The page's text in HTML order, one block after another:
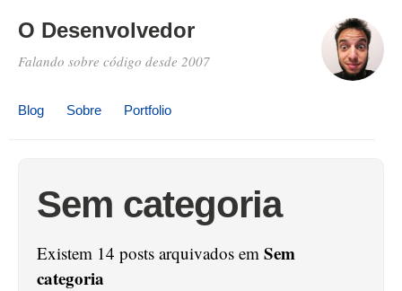
O Desenvolvedor
Falando sobre código desde 2007
Blog Sobre Portfolio
Sem categoria
Existem 14 posts arquivados em Sem
categoria